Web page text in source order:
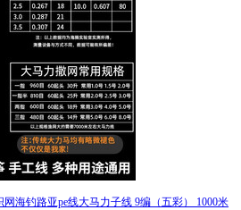
海钓路亚pe线大马力子线 9编（五彩） 1000米